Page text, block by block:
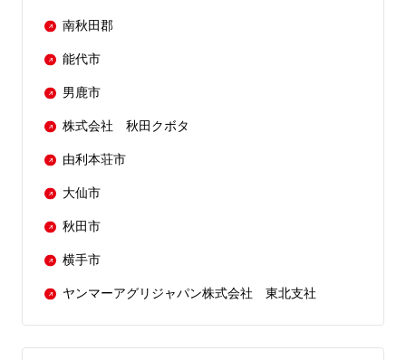
南秋田郡
能代市
男鹿市
株式会社 秋田クボタ
由利本荘市
大仙市
秋田市
横手市
ヤンマーアグリジャパン株式会社 東北支社